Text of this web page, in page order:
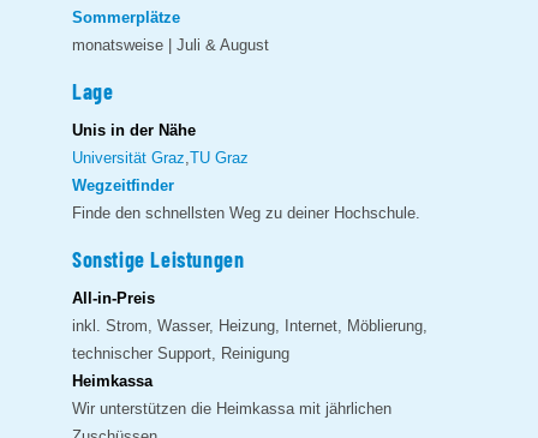
Sommerplätze
monatsweise | Juli & August
Lage
Unis in der Nähe
Universität Graz,TU Graz
Wegzeitfinder
Finde den schnellsten Weg zu deiner Hochschule.
Sonstige Leistungen
All-in-Preis
inkl. Strom, Wasser, Heizung, Internet, Möblierung,
technischer Support, Reinigung
Heimkassa
Wir unterstützen die Heimkassa mit jährlichen